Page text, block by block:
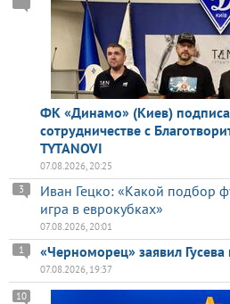
ФК «Динамо» (Киев)
сотрудничестве с
TYTANOVI
07.08.2026, 20:25
Иван Гецко: «Какой подбор
игра в еврокубках»
3
07.08.2026, 20:01
«Черноморец» заявил
1
07.08.2026, 19:37
10